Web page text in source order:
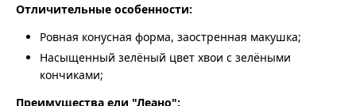
Отличительные особенности:
Ровная конусная форма, заостренная макушка;
Насыщенный зелёный цвет хвои с зелёными
кончиками;
Преимущества ели "Леано":